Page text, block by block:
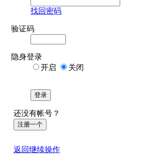
找回密码
验证码
隐身登录
开启
关闭
登录
还没有帐号？
注册一个
返回继续操作